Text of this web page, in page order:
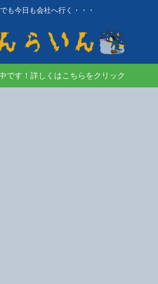
も今日も会社へ行く・・・
です！詳しくはこちらをクリック